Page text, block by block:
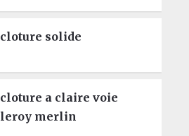
cloture solide
cloture a claire voie
leroy merlin